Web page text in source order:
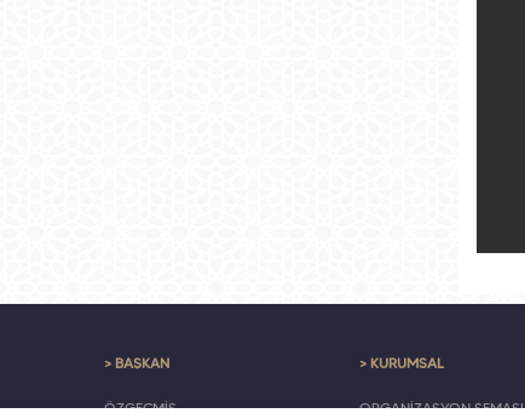
> BAŞKAN
ÖZGEÇMİŞ
> KURUMSAL
ORGANİZASYON ŞEMASI